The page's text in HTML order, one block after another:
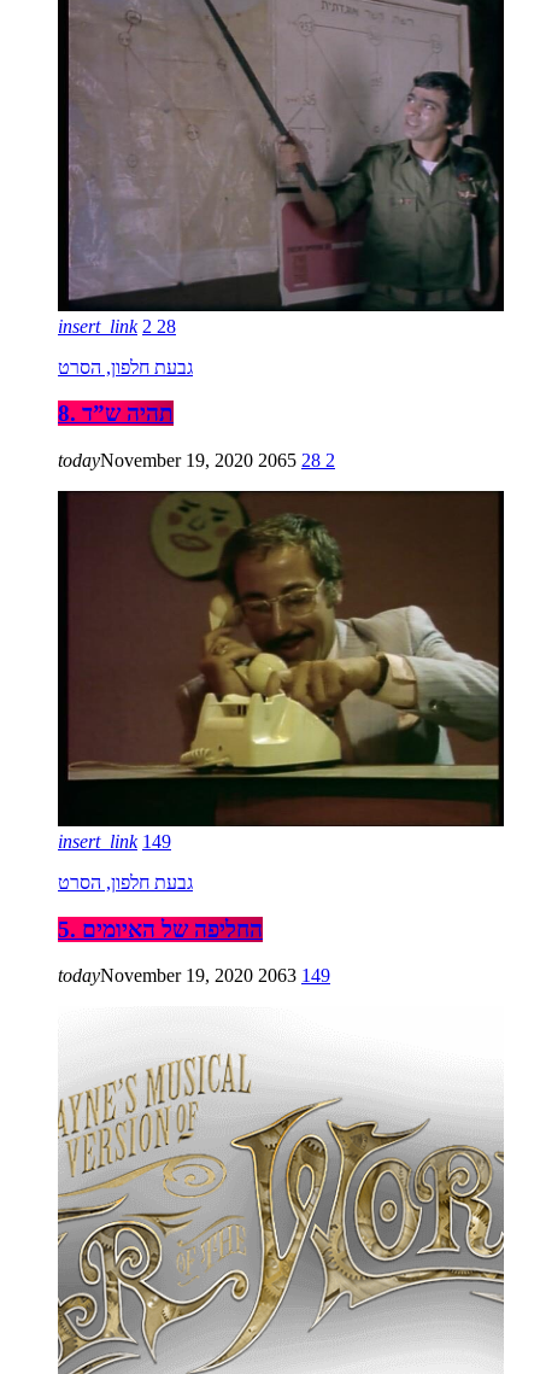
insert_link 2 28
גבעת חלפון, הסרט
8. תהיה ש”ד
todayNovember 19, 2020 2065 28 2
insert_link 149
גבעת חלפון, הסרט
5. החליפה של האיומים
todayNovember 19, 2020 2063 149